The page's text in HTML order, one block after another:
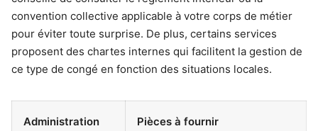
convention collective applicable à votre corps de métier
pour éviter toute surprise. De plus, certains services
proposent des chartes internes qui facilitent la gestion de
ce type de congé en fonction des situations locales.
Administration Pièces à fournir